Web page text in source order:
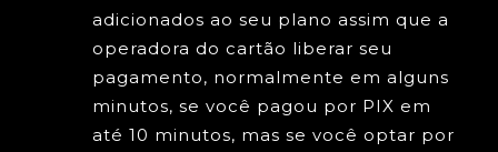
adicionados ao seu plano assim que a
operadora do cartão liberar seu
pagamento, normalmente em alguns
minutos, se você pagou por PIX em
até 10 minutos, mas se você optar por